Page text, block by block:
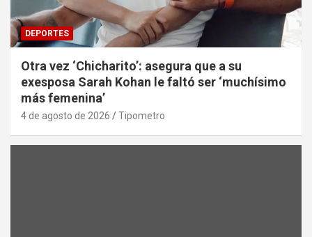
DEPORTES
Otra vez ‘Chicharito’: asegura que a su
exesposa Sarah Kohan le faltó ser ‘muchísimo
más femenina’
4 de agosto de 2026 Tipometro